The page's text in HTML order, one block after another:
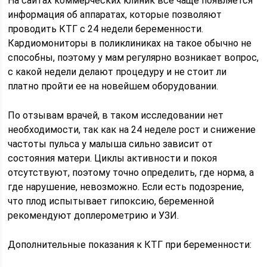
информация об аппаратах, которые позволяют
проводить КТГ с 24 недели беременности.
Кардиомониторы в поликлиниках на такое обычно не
способны, поэтому у мам регулярно возникает вопрос,
с какой недели делают процедуру и не стоит ли
платно пройти ее на новейшем оборудовании.
По отзывам врачей, в таком исследовании нет
необходимости, так как на 24 неделе рост и снижение
частоты пульса у малыша сильно зависит от
состояния матери. Циклы активности и покоя
отсутствуют, поэтому точно определить, где норма, а
где нарушение, невозможно. Если есть подозрение,
что плод испытывает гипоксию, беременной
рекомендуют доплерометрию и УЗИ.
Дополнительные показания к КТГ при беременности: